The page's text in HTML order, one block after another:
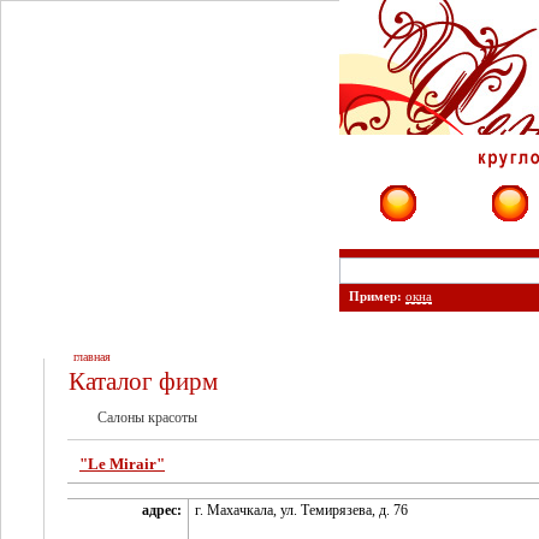
Пример: окна
главная
Каталог фирм
Салоны красоты
"Le Mirair"
адрес: г. Махачкала, ул. Темирязева, д. 76